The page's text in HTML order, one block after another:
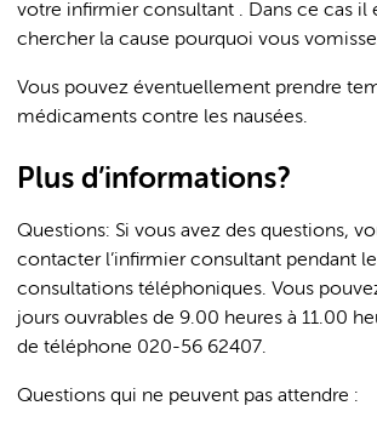
votre infirmier consultant . Dans ce cas il
chercher la cause pourquoi vous
Vous pouvez éventuellement prendre
médicaments contre les nausées.
Plus d’informations?
Questions: Si vous avez des questions,
contacter l’infirmier consultant pendant
consultations téléphoniques. Vous
jours ouvrables de 9.00 heures à 11.00
de téléphone 020-56 62407.
Questions qui ne peuvent pas attendre :